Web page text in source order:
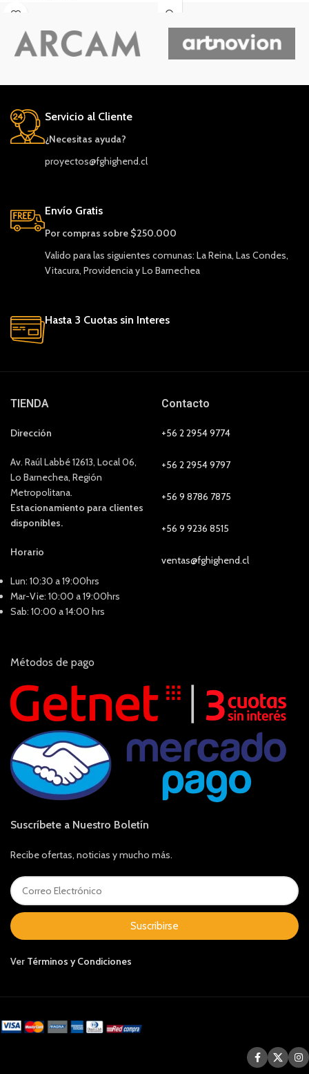
Servicio al Cliente
¿Necesitas ayuda?
proyectos@fghighend.cl
Envío Gratis
Por compras sobre $250.000
Valido para las siguientes comunas: La Reina, Las Condes,
Vitacura, Providencia y Lo Barnechea
Hasta 3 Cuotas sin Interes
TIENDA
Dirección
Av. Raúl Labbé 12613, Local 06,
Lo Barnechea, Región
Metropolitana.
Estacionamiento para clientes
disponibles.
Horario
Lun: 10:30 a 19:00hrs
Mar-Vie: 10:00 a 19:00hrs
Sab: 10:00 a 14:00 hrs
Contacto
+56 2 2954 9774
+56 2 2954 9797
+56 9 8786 7875
+56 9 9236 8515
ventas@fghighend.cl
Métodos de pago
Suscríbete a Nuestro Boletín
Recibe ofertas, noticias y mucho más.
Suscribirse
Ver Términos y Condiciones